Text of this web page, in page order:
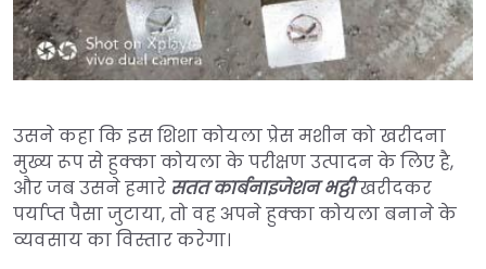
उसने कहा कि इस शिशा कोयला प्रेस मशीन को खरीदना
मुख्य रूप से हुक्का कोयला के परीक्षण उत्पादन के लिए है,
और जब उसने हमारे सतत कार्बनाइजेशन भट्ठीखरीदकर
पर्याप्त पैसा जुटाया, तो वह अपने हुक्का कोयला बनाने के
व्यवसाय का विस्तार करेगा।